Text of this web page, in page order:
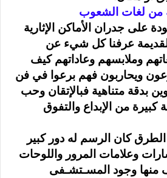
من لغات الشعوب
على جدران الأماكن الإثارية
القديمة عرفنا كل شيء عن
وملابسهم وعاداتهم كيف
ويحاربون فهم برعوا في فن
بدقة متناهية فبالإتقان وحب
من الإبداع والتفوق
كان الرسم له دور كبير
وعلامات المرور واللوحات
منها وجود المسـتشـفى